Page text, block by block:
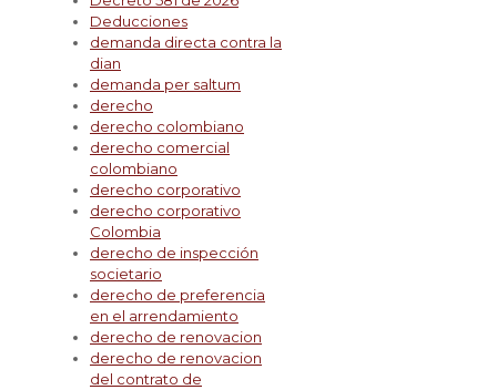
Deducciones
demanda directa contra la
dian
demanda per saltum
derecho
derecho colombiano
derecho comercial
colombiano
derecho corporativo
derecho corporativo
Colombia
derecho de inspección
societario
derecho de preferencia
en el arrendamiento
derecho de renovacion
derecho de renovacion
del contrato de